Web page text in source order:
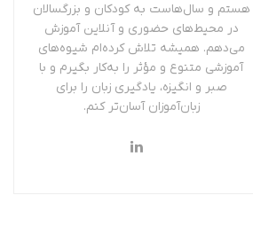
هستم و سال‌هاست به کودکان و بزرگسالان
در محیط‌های حضوری و آنلاین آموزش
می‌دهم. همیشه تلاش کرده‌ام شیوه‌های
آموزشی متنوع و مؤثر را به‌کار بگیرم و با
صبر و انگیزه، یادگیری زبان را برای
زبان‌آموزان آسان‌تر کنم.